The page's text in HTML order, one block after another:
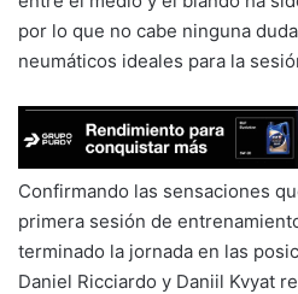
por lo que no cabe ninguna
neumáticos ideales para la
Confirmando las sensaciones
primera sesión de
terminado la jornada en las
Daniel Ricciardo y Daniil Kvyat